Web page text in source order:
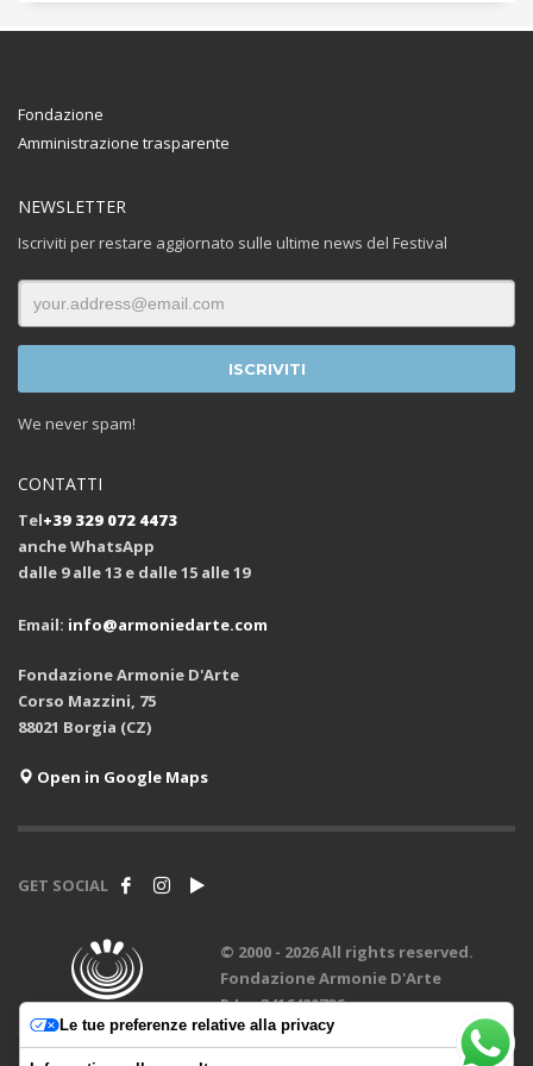
Fondazione
Amministrazione trasparente
NEWSLETTER
Iscriviti per restare aggiornato sulle ultime news del Festival
We never spam!
CONTATTI
Tel+39 329 072 4473
anche WhatsApp
dalle 9 alle 13 e dalle 15 alle 19
Email: info@armoniedarte.com
Fondazione Armonie D'Arte
Corso Mazzini, 75
88021 Borgia (CZ)
Open in Google Maps
GET SOCIAL
© 2000 - 2026 All rights reserved.
Fondazione Armonie D'Arte
P.Iva 3416420796
design byCreadiva
Le tue preferenze relative alla privacy